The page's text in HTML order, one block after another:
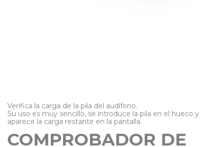
Verifica la carga de la pila del audífono.
Su uso es muy sencillo, se introduce la pila en el hueco y
aparece la carga restante en la pantalla.
COMPROBADOR DE